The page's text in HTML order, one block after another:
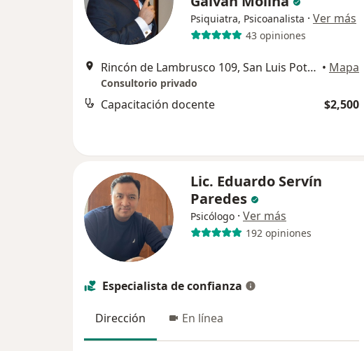
Psiquiatra, Psicoanalista · Ver más
43 opiniones
Rincón de Lambrusco 109, San Luis Potosi • Mapa
Consultorio privado
Capacitación docente $2,500
Lic. Eduardo Servín
Paredes
Psicólogo · Ver más
192 opiniones
Especialista de confianza
Dirección En línea